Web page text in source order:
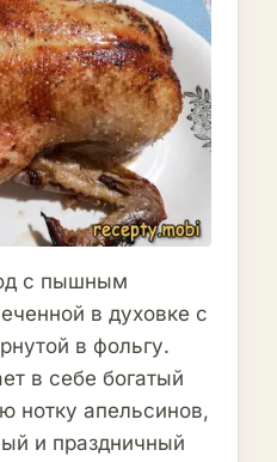
с пышным
в духовке с
в фольгу.
в себе богатый
нотку апельсинов,
и праздничный